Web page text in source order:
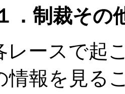
制裁その
ースで起
情報を見る